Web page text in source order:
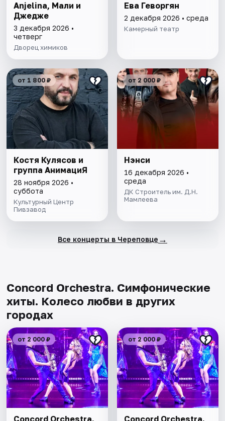
Anjelina, Мали и
Джедже
3 декабря 2026 •
четверг
Дворец химиков
Ева Геворгян
2 декабря 2026 • среда
Камерный театр
от 1 800 ₽
Костя Кулясов и
группа АнимациЯ
28 ноября 2026 •
суббота
Культурный Центр
Пивзавод
от 2 000 ₽
Нэнси
16 декабря 2026 •
среда
ДК Строитель им. Д.Н.
Мамлеева
Все концерты в Череповце →
Concord Orchestra. Симфонические
хиты. Колесо любви в других
городах
от 2 000 ₽ от 2 000 ₽